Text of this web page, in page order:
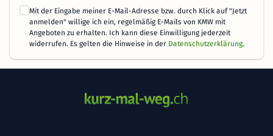
Mit der Eingabe meiner E-Mail-Adresse bzw. durch Klick auf "Jetzt
anmelden" willige ich ein, regelmäßig E-Mails von KMW mit
Angeboten zu erhalten. Ich kann diese Einwilligung jederzeit
widerrufen. Es gelten die Hinweise in der Datenschutzerklärung.